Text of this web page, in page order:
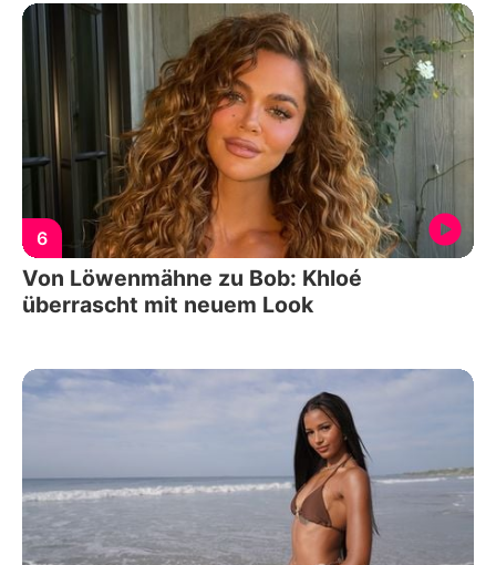
6
Von Löwenmähne zu Bob: Khloé
überrascht mit neuem Look